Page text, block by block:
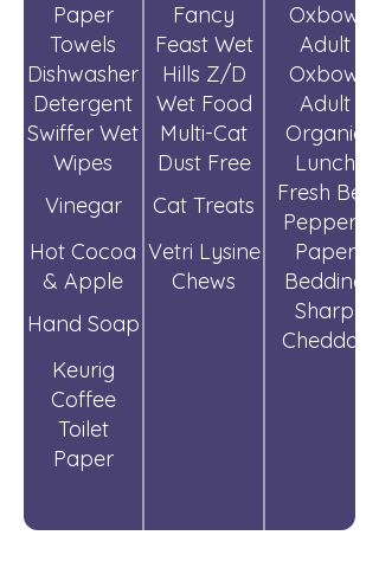
Dry Food
Chicken
Dry Food
Pellets
Paper
Towels
Fancy
Feast Wet
Food
Oxbow
Adult
Rabbit
Pellets
Dishwasher
Detergent
Hills Z/D
Wet Food
Oxbow
Adult
Guinea Pig
Pellets
Swiffer Wet
Wipes
Multi-Cat
Dust Free
Litter
Organic
Lunch
Meat
Vinegar Cat Treats
Fresh Bell
Peppers
Hot Cocoa
& Apple
Cider
Vetri Lysine
Chews
Paper
Bedding
Hand Soap
Sharp
Cheddar
Keurig
Coffee
Pods
Toilet
Paper